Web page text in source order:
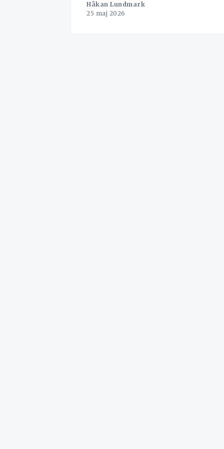
Håkan Lundmark
25 maj 2026